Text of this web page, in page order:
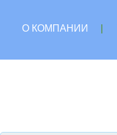
О КОМПАНИИ